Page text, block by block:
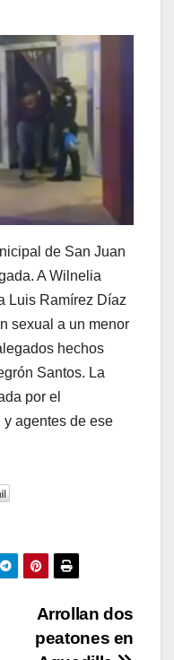
de San Juan
A Wilnelia
Luis Ramírez Díaz
sexual a un menor
hechos
Santos. La
por el
agentes de ese
Arrollan dos
peatones en